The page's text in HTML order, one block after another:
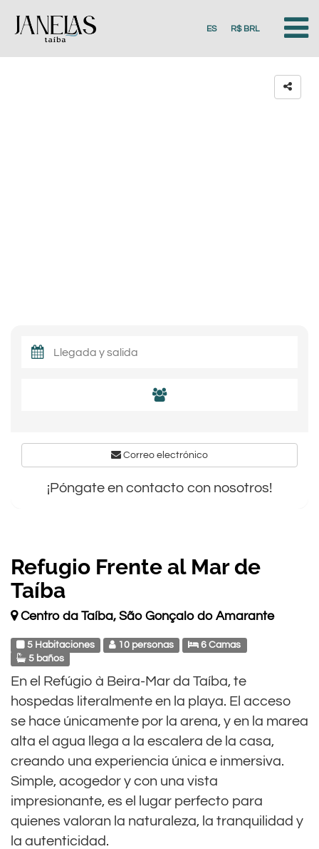
ES R$ BRL
Refugio Frente al Mar de
Taíba
Centro da Taíba, São Gonçalo do Amarante
5 Habitaciones 10 personas
6 Camas
5 baños
En el Refúgio à Beira-Mar da Taíba, te
hospedas literalmente en la playa. El acceso
se hace únicamente por la arena, y en la marea
alta el agua llega a la escalera de la casa,
creando una experiencia única e inmersiva.
Simple, acogedor y con una vista
impresionante, es el lugar perfecto para
quienes valoran la naturaleza, la tranquilidad y
la autenticidad.
Correo electrónico
¡Póngate en contacto con nosotros!